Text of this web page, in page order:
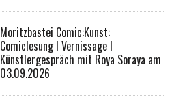
Moritzbastei Comic:Kunst:
Comiclesung I Vernissage I
Künstlergespräch mit Roya Soraya am
03.09.2026